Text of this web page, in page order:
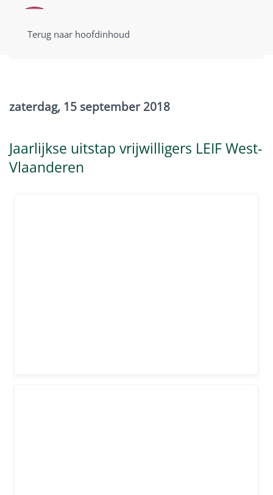
Terug naar hoofdinhoud
zaterdag, 15 september 2018
Jaarlijkse uitstap vrijwilligers LEIF West-
Vlaanderen